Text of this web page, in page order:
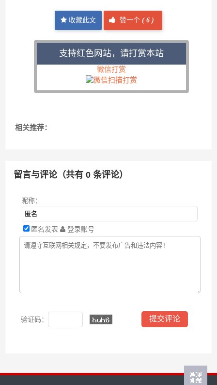
收藏此文 赞一个 (6 )
支持红色网站，请打赏本站
微信打赏
相关推荐：
留言与评论（共有0 条评论）
昵称：
匿名发表 登录账号
验证码：